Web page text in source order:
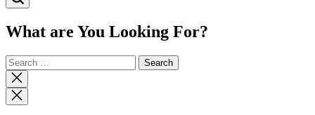
What are You Looking For?
Search
for:
Close
search